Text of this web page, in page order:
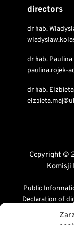
directors
dr hab.
dr hab. Paulina
paulina.rojek-
dr hab.
Copyright ©
Komisji
Public
Declaration of
RODO Statement
Privacy and